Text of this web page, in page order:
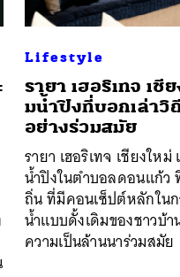
Lifestyle
รายา เฮอริเทจ เชี
มน้ำปิงที่บอกเล่าวิ
อย่างร่วมสมัย
รายา เฮอริเทจ เชียงให
น้ำปิงในตำบอลดอนแก้
ถิ่น ที่มีคอนเซ็ปต์หลักใน
น้ำแบบดั้งเดิมของชาวบ้า
ความเป็นล้านนาร่วมสมัย
SHARE TWEET